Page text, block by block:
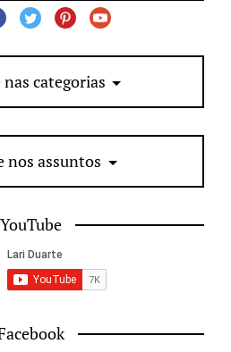
nas categorias
nos assuntos
YouTube